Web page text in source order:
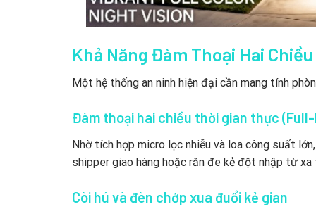
Khả Năng Đàm Thoại Hai
Một hệ thống an ninh hiện đại cần mang tính
Đàm thoại hai chiều thời gian thực
Nhờ tích hợp micro lọc nhiễu và loa công suất
shipper giao hàng hoặc răn đe kẻ đột nhập từ
Còi hú và đèn chớp xua đuổi kẻ gian